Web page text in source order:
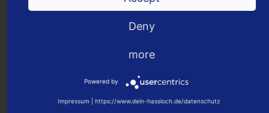
Deny
more
Powered by
Impressum https://www.dein-hassloch.de/datenschutz